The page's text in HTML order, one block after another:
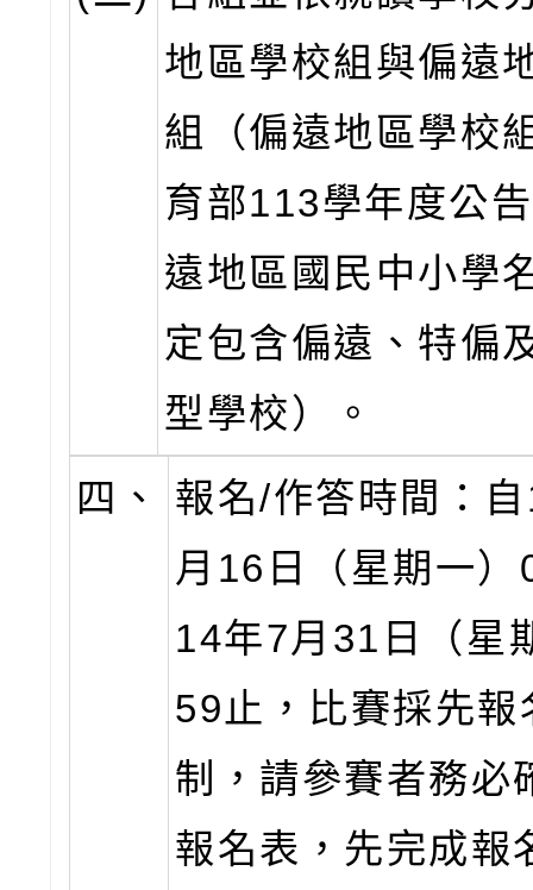
地區學校組與偏遠
組（偏遠地區學校
育部113學年度公
遠地區國民中小學
定包含偏遠、特偏
型學校）。
四、
報名/作答時間：
月16日（星期一
14年7月31日（星
59止，比賽採先報
制，請參賽者務必
報名表，先完成報